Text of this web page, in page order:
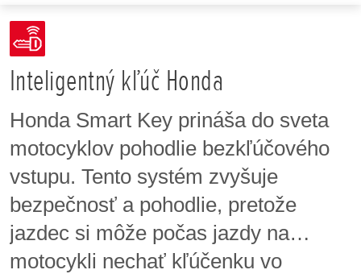
(ECU). Riadiaca jednotka motora
(ECU) skontroluje naprogramované
kódové číslo a povolí štart motora iba
vtedy, keď sa kódové čísla zhodujú.
Aj keď sa použije duplikát kľúča s
presne rovnakým tvarom ako
originálny kľúč, motor sa nedá
naštartovať, pokiaľ sa nezhoduje kód
zabudovaného mikročipu.
Inteligentný kľúč Honda
Honda Smart Key prináša do sveta
motocyklov pohodlie bezkľúčového
vstupu. Tento systém zvyšuje
bezpečnosť a pohodlie, pretože
jazdec si môže počas jazdy na
motocykli nechať kľúčenku vo